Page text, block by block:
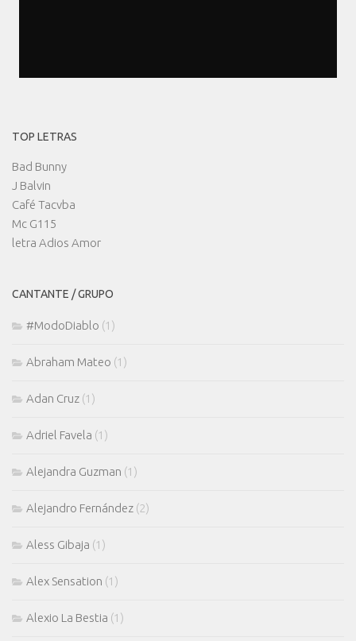
TOP LETRAS
Bad Bunny
J Balvin
Café Tacvba
Mc G115
letra Adios Amor
CANTANTE / GRUPO
#ModoDiablo (1)
Abraham Mateo (1)
Adan Cruz (1)
Adriel Favela (1)
Alejandra Guzman (1)
Alejandro Fernández (2)
Aless Gibaja (1)
Alex Sensation (1)
Alexio La Bestia (1)